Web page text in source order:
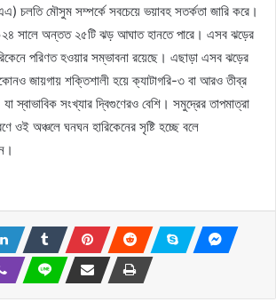
চলতি মৌসুম সম্পর্কে সবচেয়ে ভয়াবহ সতর্কতা জারি করে।
সালে অন্তত ২৫টি ঝড় আঘাত হানতে পারে। এসব ঝড়ের
পরিণত হওয়ার সম্ভাবনা রয়েছে। এছাড়া এসব ঝড়ের
জায়গায় শক্তিশালী হয়ে ক্যাটাগরি-৩ বা আরও তীব্র
স্বাভাবিক সংখ্যার দ্বিগুণেরও বেশি। সমুদ্রের তাপমাত্রা
ওই অঞ্চলে ঘনঘন হারিকেনের সৃষ্টি হচ্ছে বলে